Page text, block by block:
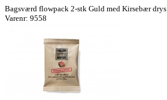
Bagsværd flowpack 2-stk Guld med Kirsebær drys
Varenr: 9558